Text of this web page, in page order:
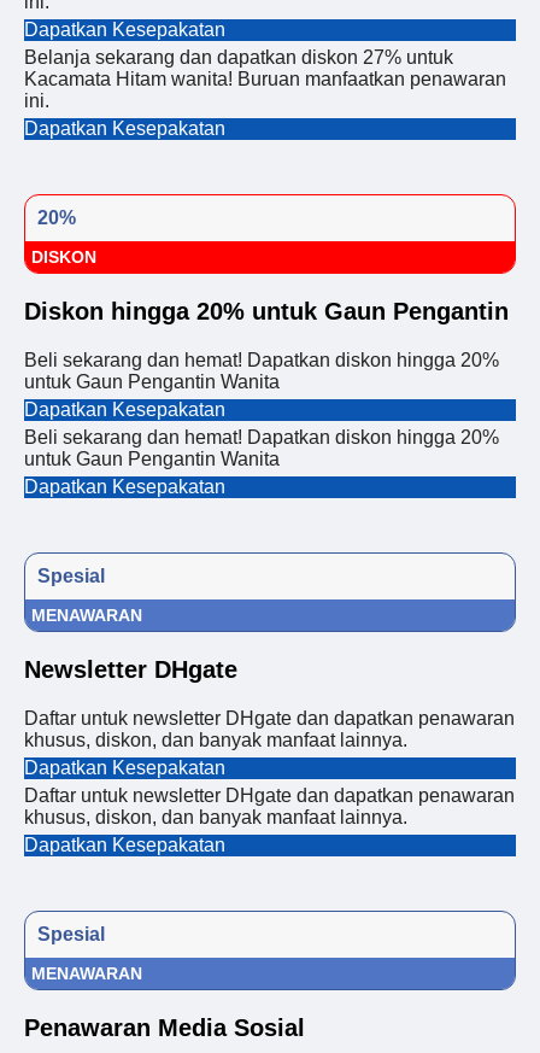
Dapatkan Kesepakatan
Belanja sekarang dan dapatkan diskon 27% untuk
Kacamata Hitam wanita! Buruan manfaatkan penawaran
ini.
Dapatkan Kesepakatan
20%
DISKON
Diskon hingga 20% untuk Gaun Pengantin
Beli sekarang dan hemat! Dapatkan diskon hingga 20%
untuk Gaun Pengantin Wanita
Dapatkan Kesepakatan
Beli sekarang dan hemat! Dapatkan diskon hingga 20%
untuk Gaun Pengantin Wanita
Dapatkan Kesepakatan
Spesial
MENAWARAN
Newsletter DHgate
Daftar untuk newsletter DHgate dan dapatkan penawaran
khusus, diskon, dan banyak manfaat lainnya.
Dapatkan Kesepakatan
Daftar untuk newsletter DHgate dan dapatkan penawaran
khusus, diskon, dan banyak manfaat lainnya.
Dapatkan Kesepakatan
Spesial
MENAWARAN
Penawaran Media Sosial